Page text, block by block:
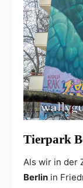
Tierpark
Als wir in der
Berlin in